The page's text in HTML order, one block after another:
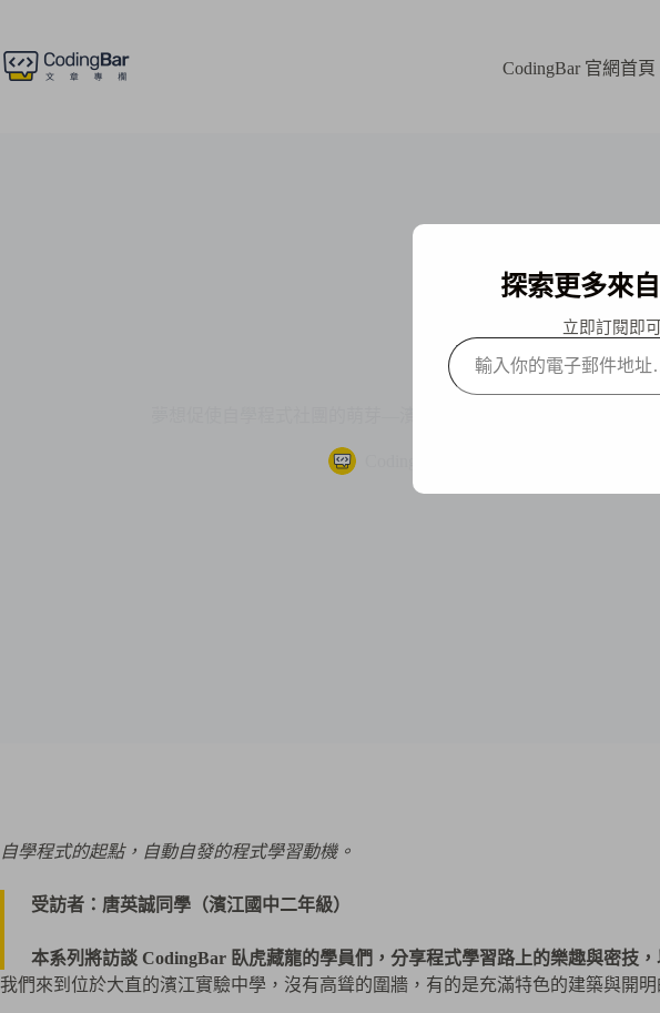
主
CodingBar 官網首頁
自學程式的起點，自動自發的程式學習動機。
受訪者：唐英誠同學（濱江國中二年級）
本系列將訪談 CodingBar 臥虎藏龍的學員們，分享程式學習路上的樂趣與密技
我們來到位於大直的濱江實驗中學，沒有高聳的圍牆，有的是充滿特色的建築與開
探索更多來
立即訂閱即
輸
入
你